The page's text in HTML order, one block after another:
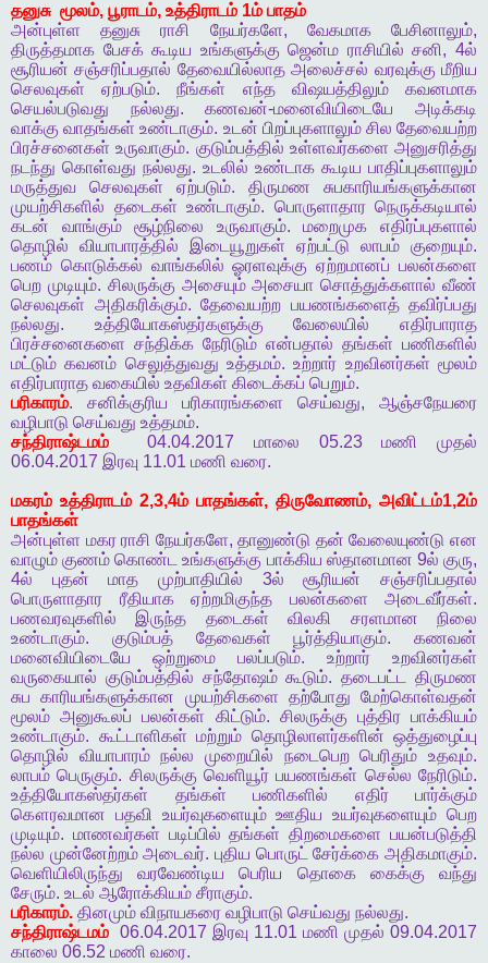
தனுசு மூலம், பூராடம், உத்திராடம் 1ம் பாதம்
அன்புள்ள
தனுசு ராசி நேயர்களே, வேகமாக பேசினாலும்,
திருத்தமாக பேசக் கூடிய உங்களுக்கு ஜென்ம ராசியில் சனி, 4ல்
சூரியன் சஞ்சரிப்பதால் தேவையில்லாத அலைச்சல் வரவுக்கு மீறிய
செலவுகள்
ஏற்படும்.நீங்கள் எந்த விஷயத்திலும்
கவனமாக
செயல்படுவது
நல்லது.கணவன்-மனைவியிடையே
அடிக்கடி
வாக்கு வாதங்கள் உண்டாகும். உடன் பிறப்புகளாலும் சில தேவையற்ற
பிரச்சனைகள் உருவாகும். குடும்பத்தில் உள்ளவர்களை அனுசரித்து
நடந்து கொள்வது நல்லது. உடலில் உண்டாக கூடிய பாதிப்புகளாலும்
மருத்துவ
செலவுகள் ஏற்படும். திருமண
சுபகாரியங்களுக்கான
முயற்சிகளில் தடைகள் உண்டாகும். பொருளாதார நெருக்கடியால்
கடன்
வாங்கும் சூழ்நிலை உருவாகும்.மறைமுக
எதிர்ப்புகளால்
தொழில்
வியாபாரத்தில் இடையூறுகள் ஏற்பட்டு லாபம் குறையும்.
பணம் கொடுக்கல் வாங்கலில் ஓரளவுக்கு ஏற்றமானப் பலன்களை
பெற முடியும். சிலருக்கு அசையும் அசையா சொத்துக்களால் வீண்
செலவுகள் அதிகரிக்கும். தேவையற்ற பயணங்களைத் தவிர்ப்பது
நல்லது. உத்தியோகஸ்தர்களுக்கு வேலையில்
எதிர்பாராத
பிரச்சனைகளை சந்திக்க நேரிடும் என்பதால் தங்கள் பணிகளில்
மட்டும் கவனம் செலுத்துவது உத்தமம்.உற்றார் உறவினர்கள் மூலம்
எதிர்பாராத வகையில் உதவிகள் கிடைக்கப் பெறும்.
பரிகாரம். சனிக்குரிய பரிகாரங்களை செய்வது, ஆஞ்சநேயரை
வழிபாடு செய்வது உத்தமம்.
சந்திராஷ்டமம் 04.04.2017 மாலை 05.23மணி
முதல்
06.04.2017 இரவு 11.01 மணி வரை.
மகரம் உத்திராடம் 2,3,4ம் பாதங்கள், திருவோணம், அவிட்டம்1,2ம்
பாதங்கள்
அன்புள்ள மகர ராசி நேயர்களே,தானுண்டு தன் வேலையுண்டு என
வாழும் குணம் கொண்ட உங்களுக்கு பாக்கிய ஸ்தானமான 9ல் குரு,
4ல் புதன் மாத முற்பாதியில் 3ல் சூரியன்
சஞ்சரிப்பதால்
பொருளாதார
ரீதியாக ஏற்றமிகுந்த பலன்களை அடைவீர்கள்.
பணவரவுகளில்
இருந்த தடைகள் விலகி சரளமான
நிலை
உண்டாகும். குடும்பத் தேவைகள் பூர்த்தியாகும். கணவன்
மனைவியிடையே
ஒற்றுமை பலப்படும். உற்றார்
உறவினர்கள்
வருகையால் குடும்பத்தில் சந்தோஷம் கூடும்.தடைபட்ட
திருமண
சுப
காரியங்களுக்கான முயற்சிகளை தற்போது மேற்கொள்வதன்
மூலம் அனுகூலப் பலன்கள் கிட்டும். சிலருக்கு புத்திர பாக்கியம்
உண்டாகும். கூட்டாளிகள் மற்றும் தொழிலாளர்களின் ஒத்துழைப்பு
தொழில்
வியாபாரம் நல்ல முறையில் நடைபெற பெரிதும் உதவும்.
லாபம் பெருகும். சிலருக்கு வெளியூர் பயணங்கள் செல்ல நேரிடும்.
உத்தியோகஸ்தர்கள்
தங்கள் பணிகளில் எதிர்
பார்க்கும்
கௌரவமான பதவி உயர்வுகளையும் ஊதிய உயர்வுகளையும் பெற
முடியும். மாணவர்கள் படிப்பில் தங்கள் திறமைகளை பயன்படுத்தி
நல்ல முன்னேற்றம் அடைவர்.புதிய பொருட் சேர்க்கை அதிகமாகும்.
வெளியிலிருந்து
வரவேண்டிய பெரிய தொகை கைக்கு
வந்து
சேரும். உடல் ஆரோக்கியம் சீராகும்.
பரிகாரம். தினமும் விநாயகரை வழிபாடு செய்வது நல்லது.
சந்திராஷ்டமம் 06.04.2017 இரவு 11.01 மணி முதல் 09.04.2017
காலை 06.52 மணி வரை.